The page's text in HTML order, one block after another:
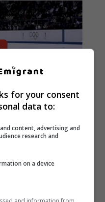
for your consent
data to:
content, advertising and
research and
on a device